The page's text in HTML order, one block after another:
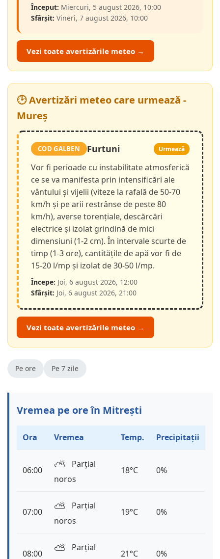
Început: Miercuri, 5 august 2026, 10:00
Sfârșit: Vineri, 7 august 2026, 10:00
Vezi toate avertizările meteo →
🕑 Avertizări meteo care urmează -
Mureș
COD GALBEN Furtuni Urmează
Vor fi perioade cu instabilitate atmosferică
ce se va manifesta prin intensificări ale
vântului și vijelii (viteze la rafală de 50-70
km/h și pe arii restrânse de peste 80
km/h), averse torențiale, descărcări
electrice și izolat grindină de mici
dimensiuni (1-2 cm). În intervale scurte de
timp (1-3 ore), cantitățile de apă vor fi de
15-20 l/mp și izolat de 30-50 l/mp.
Începe: Joi, 6 august 2026, 12:00
Sfârșit: Joi, 6 august 2026, 21:00
Vezi toate avertizările meteo →
Pe ore Pe 7 zile
Vremea pe ore în Mitrești
Ora Vremea Temp. Precipitații
06:00 ⛅️
Parțial
noros
18°C 0%
07:00 ⛅️
Parțial
noros
19°C 0%
08:00 ⛅️
Parțial
21°C 0%